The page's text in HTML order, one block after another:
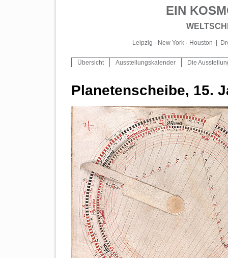
EIN
Leipzig · New York · Houston
Übersicht Ausstellungskalender Die
Planetenscheibe, 15.